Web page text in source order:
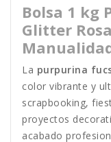
Bolsa 1 kg
Glitter
La purpurina
color vibrante y
scrapbooking,
proyectos
acabado